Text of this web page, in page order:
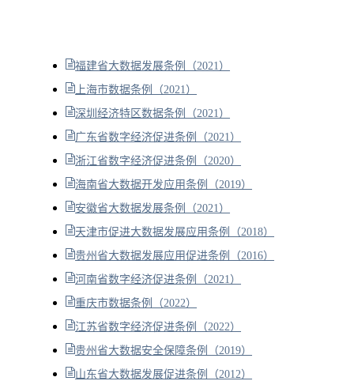
福建省大数据发展条例（2021）
上海市数据条例（2021）
深圳经济特区数据条例（2021）
广东省数字经济促进条例（2021）
浙江省数字经济促进条例（2020）
海南省大数据开发应用条例（2019）
安徽省大数据发展条例（2021）
天津市促进大数据发展应用条例（2018）
贵州省大数据发展应用促进条例（2016）
河南省数字经济促进条例（2021）
重庆市数据条例（2022）
江苏省数字经济促进条例（2022）
贵州省大数据安全保障条例（2019）
山东省大数据发展促进条例（2012）